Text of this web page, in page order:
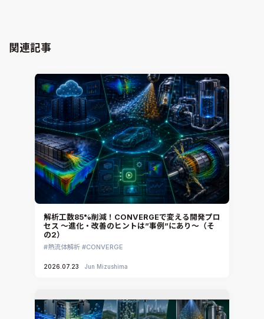
CAD連携・CAE業務支援
MBDプロセス構築コンサルティング
CAEエンジニアリングコンサルティング
音響設計
CAE分野におけるAIコンサルティング
システム構築と開発
Virtual Environment
CONVERGE
iconCFD
SIMULIA Abaqus Unified FEA
Simcenter Flotherm
Simcenter Flotherm XT
Ansys Electronics
DEMITASNX
Simcenter 3D Acoustics
Rocky
CATIA V5 Analysis
3DEXPERIENCE SIMULIA
ennovaCFD
関連記事
解析工数85%削減！CONVERGEで変える開発プロ
セス ～進化・改善のヒントは”事例”にあり～（そ
の2）
熱流体解析 CONVERGE
2026.07.23 Jun Mizushima